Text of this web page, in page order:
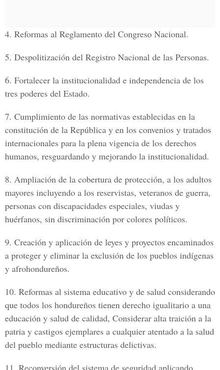
4. Reformas al Reglamento del Congreso Nacional.
5. Despolitización del Registro Nacional de las Personas.
6. Fortalecer la institucionalidad e independencia de los
tres poderes del Estado.
7. Cumplimiento de las normativas establecidas en la
constitución de la República y en los convenios y tratados
internacionales para la plena vigencia de los derechos
humanos, resguardando y mejorando la institucionalidad.
8. Ampliación de la cobertura de protección, a los adultos
mayores incluyendo a los reservistas, veteranos de guerra,
personas con discapacidades especiales, viudas y
huérfanos, sin discriminación por colores políticos.
9. Creación y aplicación de leyes y proyectos encaminados
a proteger y eliminar la exclusión de los pueblos indígenas
y afrohondureños.
10. Reformas al sistema educativo y de salud considerando
que todos los hondureños tienen derecho igualitario a una
educación y salud de calidad, Considerar alta traición a la
patria y castigos ejemplares a cualquier atentado a la salud
del pueblo mediante estructuras delictivas.
11. Reconversión del sistema de seguridad aplicando